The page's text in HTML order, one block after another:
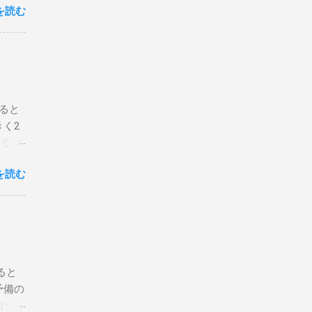
一番
ー
ま
ル
5′
8
読む
と
く2
ス
は動
プ
国
空
ス
読む
と
備の
は